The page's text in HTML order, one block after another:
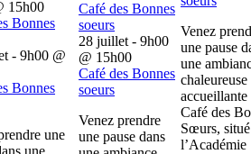
15h00
Bonnes
- 9h00 @
Bonnes
une
Café des Bonnes
soeurs
28 juillet - 9h00
@ 15h00
Café des Bonnes
soeurs
Venez prendre
une pause dans
Venez
une pause
une
chaleureuse
accueillante
Café des
Sœurs,
l’Académie